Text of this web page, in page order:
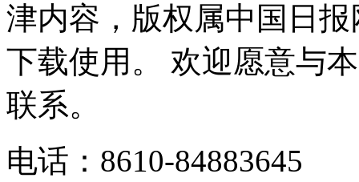
津内容，版权属中国日
下载使用。 欢迎愿意与
联系。
电话：8610-84883645